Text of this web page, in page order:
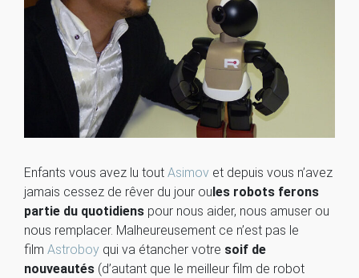
Enfants vous avez lu tout Asimov et depuis vous n’avez
jamais cessez de rêver du jour ou les robots ferons
partie du quotidiens pour nous aider, nous amuser ou
nous remplacer. Malheureusement ce n’est pas le
film Astroboy qui va étancher votre soif de
nouveautés (d’autant que le meilleur film de robot